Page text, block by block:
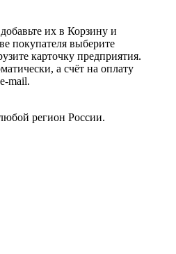
их в Корзину и
покупателя выберите
карточку предприятия.
а счёт на оплату
mail.
регион России.